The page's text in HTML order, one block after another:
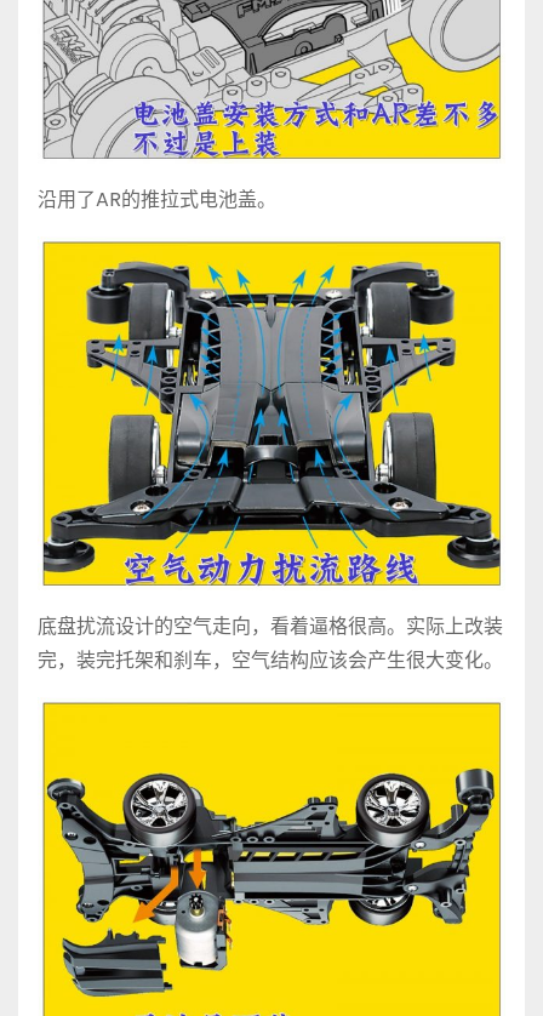
沿用了AR的推拉式电池盖。
底盘扰流设计的空气走向，看着逼格很高。实际上改装
完，装完托架和刹车，空气结构应该会产生很大变化。